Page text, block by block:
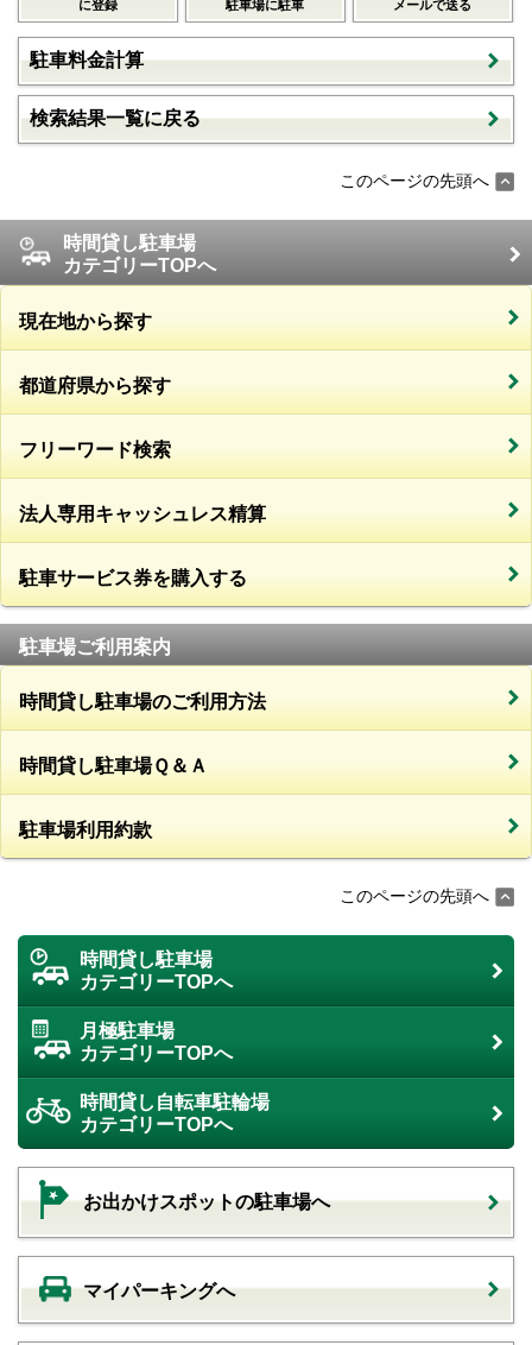
に登録
駐車場に駐車
メールで送る
駐車料金計算
検索結果一覧に戻る
このページの先頭へ
時間貸し駐車場
カテゴリーTOPへ
現在地から探す
都道府県から探す
フリーワード検索
法人専用キャッシュレス精算
駐車サービス券を購入する
駐車場ご利用案内
時間貸し駐車場のご利用方法
時間貸し駐車場Ｑ＆Ａ
駐車場利用約款
このページの先頭へ
時間貸し駐車場
カテゴリーTOPへ
月極駐車場
カテゴリーTOPへ
時間貸し自転車駐輪場
カテゴリーTOPへ
お出かけスポットの駐車場へ
マイパーキングへ